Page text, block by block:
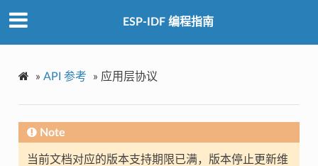
ESP-IDF 编程指南
» API 参考 » 应用层协议
Note
当前文档对应的版本支持期限已满，版本停止更新维